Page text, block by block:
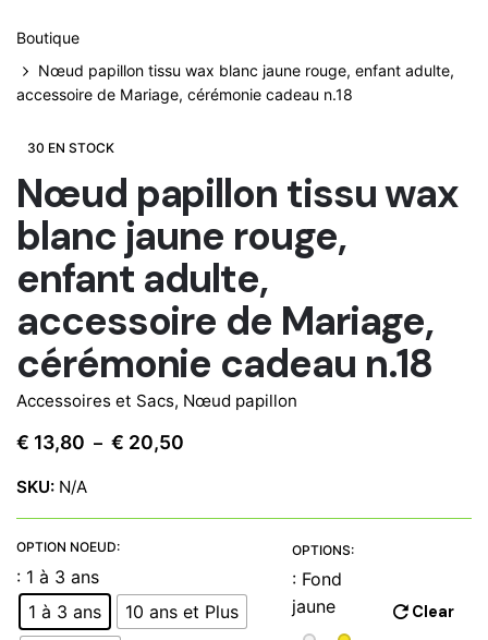
Boutique
Nœud papillon tissu wax blanc jaune rouge, enfant adulte,
accessoire de Mariage, cérémonie cadeau n.18
30 EN STOCK
Nœud papillon tissu wax
blanc jaune rouge,
enfant adulte,
accessoire de Mariage,
cérémonie cadeau n.18
Accessoires et Sacs, Nœud papillon
€ 13,80 – € 20,50
€ 13,80
SKU: N/A
OPTION NOEUD:
: 1 à 3 ans
1 à 3 ans
10 ans et Plus
OPTIONS:
: Fond
jaune
Clear